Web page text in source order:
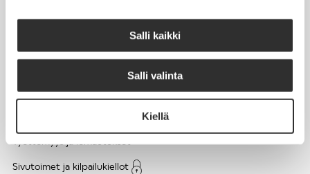
Salli kaikki
Salli valinta
Kiellä
Työaika
Sivutoimet ja kilpailukiellot